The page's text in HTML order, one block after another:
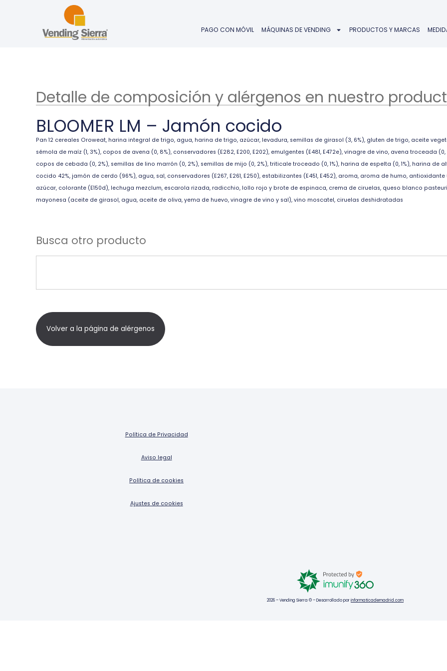
PAGO CON MÓVIL MÁQUINAS DE VENDING PRODUCTOS Y MARCAS
Detalle de composición y alérgenos en nuestro
BLOOMER LM – Jamón cocido
Pan 12 cereales Oroweat, harina integral de trigo, agua, harina de trigo, azúcar, levadura, semillas de girasol (3, 6%), gluten de trigo, aceite
sémola de maíz (1, 3%), copos de avena (0, 8%), conservadores (E282, E200, E202), emulgentes (E481, E472e), vinagre de vino, avena troceada
copos de cebada (0, 2%), semillas de lino marrón (0, 2%), semillas de mijo (0, 2%), triticale troceado (0, 1%), harina de espelta (0, 1%), harina de
cocido 42%, jamón de cerdo (96%), agua, sal, conservadores (E267, E261, E250), estabilizantes (E451, E452), aroma, aroma de humo,
azúcar, colorante (E150d), lechuga mezclum, escarola rizada, radicchio, lollo rojo y brote de espinaca, crema de ciruelas, queso blanco
mayonesa (aceite de girasol, agua, aceite de oliva, yema de huevo, vinagre de vino y sal), vino moscatel, ciruelas deshidratadas
Busca otro producto
Volver a la página de alérgenos
Política de Privacidad
Aviso legal
Política de cookies
Ajustes de cookies
2026 – Vending Sierra © – Desarrollado porinformaticademadrid.com